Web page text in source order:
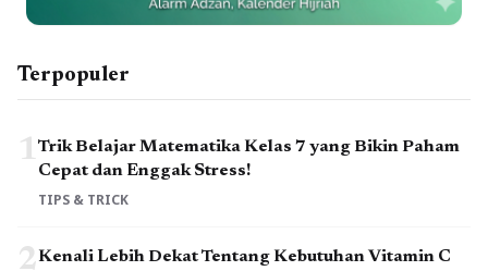
Terpopuler
1Trik Belajar Matematika Kelas 7 yang Bikin Paham
Cepat dan Enggak Stress!
TIPS & TRICK
2Kenali Lebih Dekat Tentang Kebutuhan Vitamin C